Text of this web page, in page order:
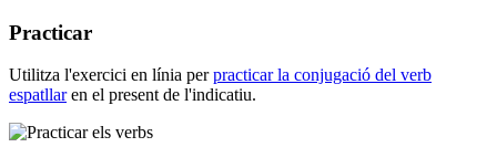
Practicar
Utilitza l'exercici en línia perpracticar la conjugació del verb
espatllaren el present de l'indicatiu.